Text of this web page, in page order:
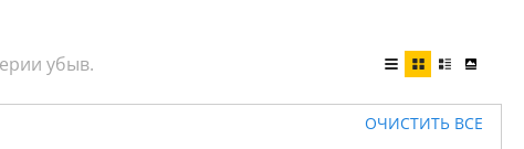
ОЧИСТИТЬ ВСЕ